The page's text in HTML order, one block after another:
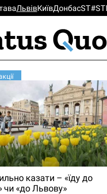
ЛьвiвКиïвДонбасST#ST
казати – «їду до
чи «до Львову»